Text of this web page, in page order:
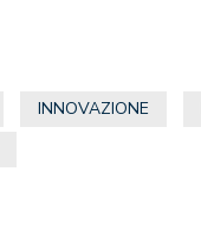
INNOVAZIONE